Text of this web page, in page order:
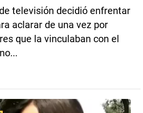
televisión decidió enfrentar
aclarar de una vez por
que la vinculaban con el